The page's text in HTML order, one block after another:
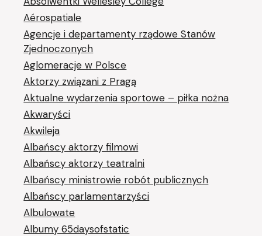
Aérospatiale
Agencje i departamenty rządowe Stanów
Zjednoczonych
Aglomeracje w Polsce
Aktorzy związani z Pragą
Aktualne wydarzenia sportowe – piłka nożna
Akwaryści
Akwileja
Albańscy aktorzy filmowi
Albańscy aktorzy teatralni
Albańscy ministrowie robót publicznych
Albańscy parlamentarzyści
Albulowate
Albumy 65daysofstatic